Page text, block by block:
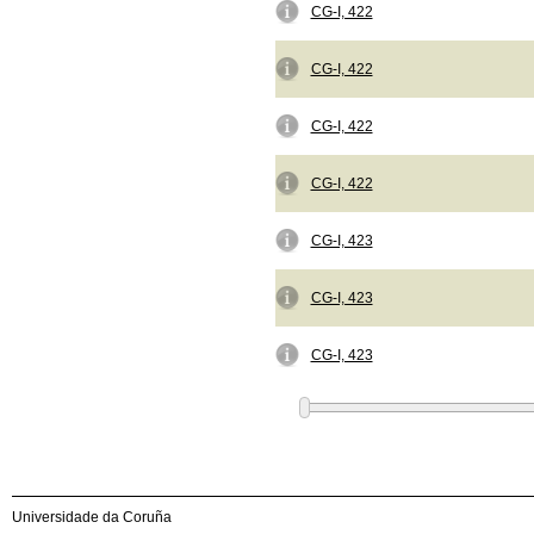
CG-I, 422
CG-I, 422
CG-I, 422
CG-I, 422
CG-I, 423
CG-I, 423
CG-I, 423
Universidade da Coruña